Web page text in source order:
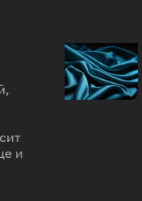
и